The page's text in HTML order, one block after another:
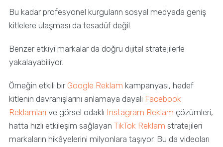
Bu kadar profesyonel kurguların sosyal medyada geniş
kitlelere ulaşması da tesadüf değil.
Benzer etkiyi markalar da doğru dijital stratejilerle
yakalayabiliyor.
Örneğin etkili bir Google Reklam kampanyası, hedef
kitlenin davranışlarını anlamaya dayalı Facebook
Reklamları ve görsel odaklı Instagram Reklam çözümleri,
hatta hızlı etkileşim sağlayan TikTok Reklam stratejileri
markaların hikâyelerini milyonlara taşıyor. Bu da videoları